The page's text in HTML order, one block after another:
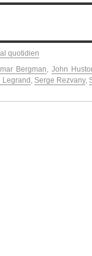
quotidien
Bergman, John
Legrand , Serge Rezvany,